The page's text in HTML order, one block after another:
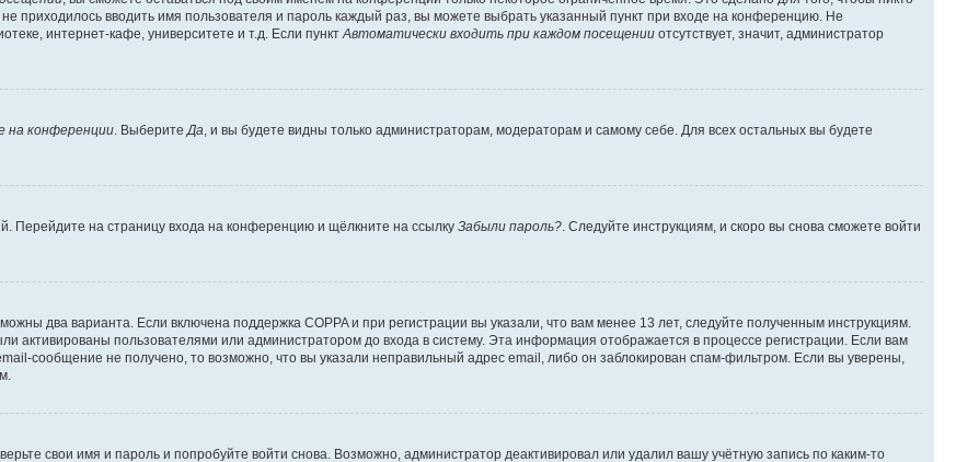
приходилось вводить имя пользователя и пароль каждый раз, вы можете выбрать указанный пункт при входе на конференцию. Не
интернет-кафе, университете и т.д. Если пункт Автоматически входить при каждом посещении отсутствует, значит, администратор
на конференции . Выберите Да , и вы будете видны только администраторам, модераторам и самому себе. Для всех остальных вы будете
Перейдите на страницу входа на конференцию и щёлкните на ссылку Забыли пароль? . Следуйте инструкциям, и скоро вы снова сможете войти
два варианта. Если включена поддержка COPPA и при регистрации вы указали, что вам менее 13 лет, следуйте полученным инструкциям.
активированы пользователями или администратором до входа в систему. Эта информация отображается в процессе регистрации. Если вам
сообщение не получено, то возможно, что вы указали неправильный адрес email, либо он заблокирован спам-фильтром. Если вы уверены,
свои имя и пароль и попробуйте войти снова. Возможно, администратор деактивировал или удалил вашу учётную запись по каким-то